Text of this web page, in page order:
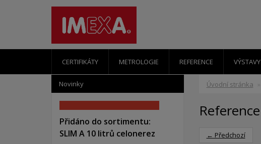
CERTIFIKÁTY METROLOGIE REFERENCE VÝSTAVY
Úvodní stránka
Reference
← Předchozí
Novinky
Přidáno do sortimentu:
SLIM A 10 litrů celonerez